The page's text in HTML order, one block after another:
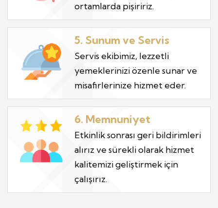
ortamlarda pişiririz.
5. Sunum ve Servis
Servis ekibimiz, lezzetli
yemeklerinizi özenle sunar ve
misafirlerinize hizmet eder.
6. Memnuniyet
Etkinlik sonrası geri bildirimleri
alırız ve sürekli olarak hizmet
kalitemizi geliştirmek için
çalışırız.